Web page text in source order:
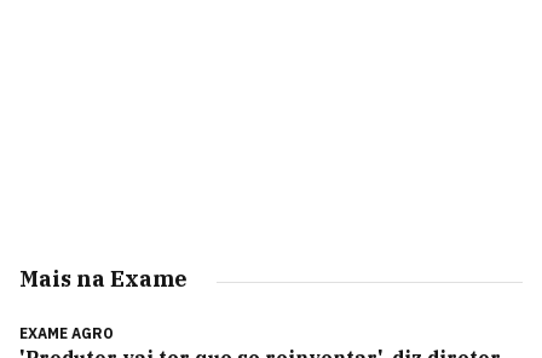
Mais na Exame
EXAME AGRO